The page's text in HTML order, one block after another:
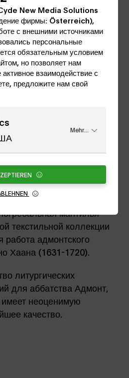
высшего
предметов из
монастыря
витринах и
облачений
гебхардсмитра
мантилья
текстильной коллекции
работа адмонтского
Хаана (1631-1720).
литургических
для аббатства Адмонт,
неоценимую
качество.
New Media Solutions
фирмы: Österreich),
с внешними источниками
персональные
обязательным условием
но позволяет нам
взаимодействие с
предложите нам свой
Mehr...